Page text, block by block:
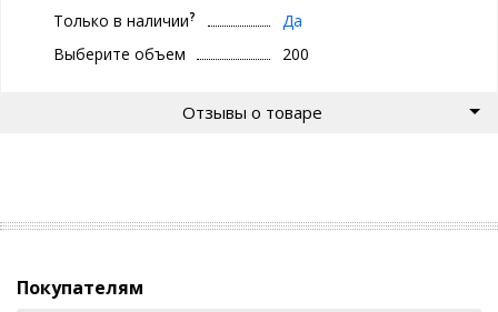
Только в наличии?
Да
Выберите объем
200
Отзывы о товаре
Покупателям